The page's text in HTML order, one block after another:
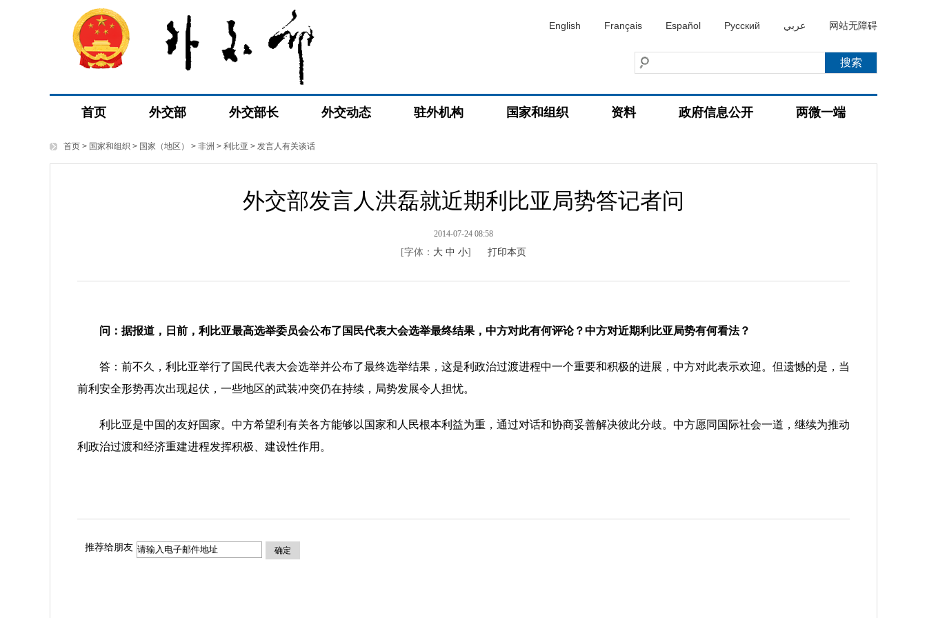
English Français Español Русский عربي 网站无障碍
首页 外交部 外交部长 外交动态 驻外机构 国家和组织 资料 政府信息公开 两微一端
首页 > 国家和组织 > 国家（地区） > 非洲 > 利比亚 > 发言人有关谈话
外交部发言人洪磊就近期利比亚局势答记者问
2014-07-24 08:58
[字体： 大 中 小] 打印本页
问：据报道，日前，利比亚最高选举委员会公布了国民代表大会选举最终结果，中方对此有何评论？中方对近期利比亚局势有何看法？
答：前不久，利比亚举行了国民代表大会选举并公布了最终选举结果，这是利政治过渡进程中一个重要和积极的进展，中方对此表示欢迎。但遗憾的是，当
前利安全形势再次出现起伏，一些地区的武装冲突仍在持续，局势发展令人担忧。
利比亚是中国的友好国家。中方希望利有关各方能够以国家和人民根本利益为重，通过对话和协商妥善解决彼此分歧。中方愿同国际社会一道，继续为推动
利政治过渡和经济重建进程发挥积极、建设性作用。
推荐给朋友 确定